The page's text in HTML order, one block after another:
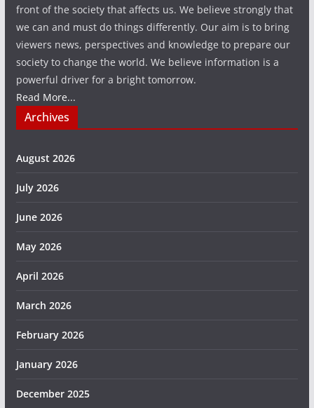
front of the society that affects us. We believe strongly that
we can and must do things differently. Our aim is to bring
viewers news, perspectives and knowledge to prepare our
society to change the world. We believe information is a
powerful driver for a bright tomorrow.
Read More...
Archives
August 2026
July 2026
June 2026
May 2026
April 2026
March 2026
February 2026
January 2026
December 2025